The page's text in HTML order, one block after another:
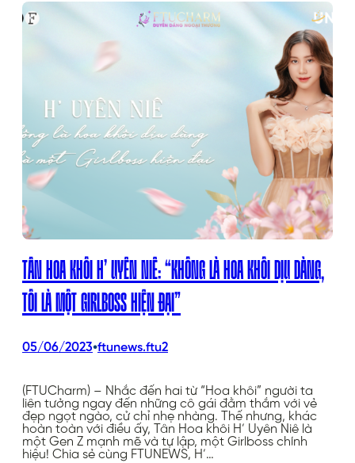
TÂN HOA KHÔI H’ UYÊN NIÊ: “KHÔNG LÀ HOA KHÔI DỊU DÀNG,
TÔI LÀ MỘT GIRLBOSS HIỆN ĐẠI”
05/06/2023•ftunews.ftu2
(FTUCharm) – Nhắc đến hai từ “Hoa khôi” người ta
liên tưởng ngay đến những cô gái đằm thắm với vẻ
đẹp ngọt ngào, cử chỉ nhẹ nhàng. Thế nhưng, khác
hoàn toàn với điều ấy, Tân Hoa khôi H’ Uyên Niê là
một Gen Z mạnh mẽ và tự lập, một Girlboss chính
hiệu! Chia sẻ cùng FTUNEWS, H’…